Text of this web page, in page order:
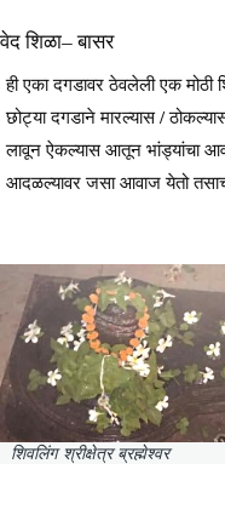
वेद शिळा– बासर
ही एका दगडावर ठेवलेली एक
छोट्या दगडाने मारल्यास /
लावून ऐकल्यास आतून भांड्यांचा
आदळल्यावर जसा आवाज येतो
शिवलिंग श्रीक्षेत्र ब्रह्मेश्वर